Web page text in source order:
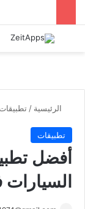
بحث عن
الرئيسية / تطبيقات
تطبيقات
أفضل
السيارات